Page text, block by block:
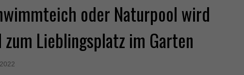
oder Naturpool wird
Lieblingsplatz im Garten